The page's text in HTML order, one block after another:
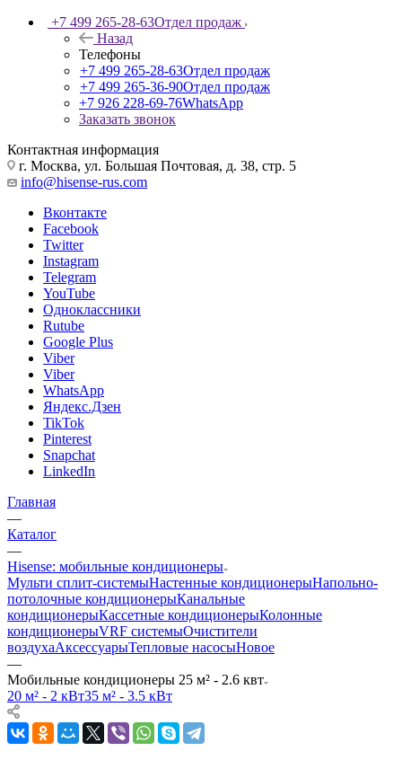
+7 499 265-28-63Отдел продаж
Назад
Телефоны
+7 499 265-28-63Отдел продаж
+7 499 265-36-90Отдел продаж
+7 926 228-69-76WhatsApp
Заказать звонок
Контактная информация
г. Москва, ул. Большая Почтовая, д. 38, стр. 5
info@hisense-rus.com
Вконтакте
Facebook
Twitter
Instagram
Telegram
YouTube
Одноклассники
Rutube
Google Plus
Viber
Viber
WhatsApp
Яндекс.Дзен
TikTok
Pinterest
Snapchat
LinkedIn
Главная
—
Каталог
—
Hisense: мобильные кондиционеры
Мульти сплит-системыНастенные кондиционерыНапольно-
потолочные кондиционерыКанальные
кондиционерыКассетные кондиционерыКолонные
кондиционерыVRF системыОчистители
воздухаАксессуарыТепловые насосыНовое
—
Мобильные кондиционеры 25 м² - 2.6 квт
20 м² - 2 кВт35 м² - 3.5 кВт